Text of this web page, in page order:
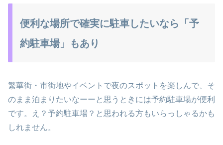
便利な場所で確実に駐車したいなら「予
約駐車場」もあり
繁華街・市街地やイベントで夜のスポットを楽しんで、そ
のまま泊まりたいなーーと思うときには予約駐車場が便利
です。え？予約駐車場？と思われる方もいらっしゃるかも
しれません。